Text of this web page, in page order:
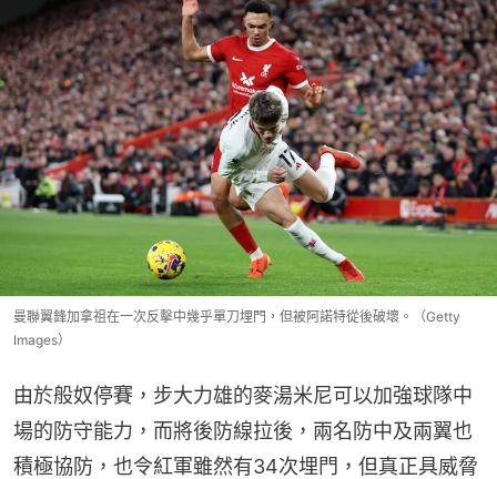
曼聯翼鋒加拿祖在一次反擊中幾乎單刀埋門，但被阿諾特從後破壞。（Getty
Images）
由於般奴停賽，步大力雄的麥湯米尼可以加強球隊中
場的防守能力，而將後防線拉後，兩名防中及兩翼也
積極協防，也令紅軍雖然有34次埋門，但真正具威脅